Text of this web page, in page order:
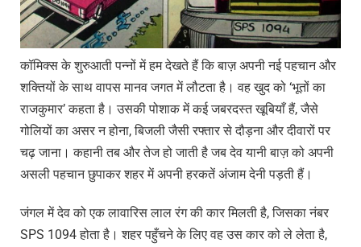
कॉमिक्स के शुरुआती पन्नों में हम देखते हैं कि बाज़ अपनी नई पहचान और
शक्तियों के साथ वापस मानव जगत में लौटता है। वह खुद को ‘भूतों का
राजकुमार’ कहता है। उसकी पोशाक में कई जबरदस्त खूबियाँ हैं, जैसे
गोलियों का असर न होना, बिजली जैसी रफ्तार से दौड़ना और दीवारों पर
चढ़ जाना। कहानी तब और तेज हो जाती है जब देव यानी बाज़ को अपनी
असली पहचान छुपाकर शहर में अपनी हरकतें अंजाम देनी पड़ती हैं।
जंगल में देव को एक लावारिस लाल रंग की कार मिलती है, जिसका नंबर
SPS 1094 होता है। शहर पहुँचने के लिए वह उस कार को ले लेता है,